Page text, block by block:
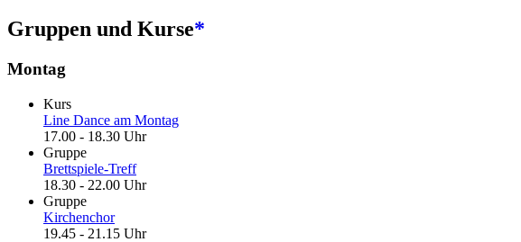
Gruppen und Kurse*
Montag
Kurs
Line Dance am Montag
17.00 - 18.30 Uhr
Gruppe
Brettspiele-Treff
18.30 - 22.00 Uhr
Gruppe
Kirchenchor
19.45 - 21.15 Uhr